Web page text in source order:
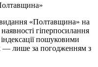
видання «Полтавщина» на
гіперпосилання
пошуковими
— лише за погодженням з